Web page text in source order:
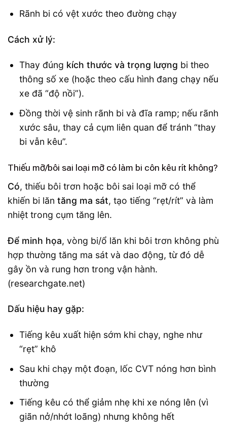
Rãnh bi có vệt xước theo đường chạy
Cách xử lý:
Thay đúng kích thước và trọng lượng bi theo
thông số xe (hoặc theo cấu hình đang chạy nếu
xe đã “độ nồi”).
Đồng thời vệ sinh rãnh bi và đĩa ramp; nếu rãnh
xước sâu, thay cả cụm liên quan để tránh “thay
bi vẫn kêu”.
Thiếu mỡ/bôi sai loại mỡ có làm bi côn kêu rít không?
Có, thiếu bôi trơn hoặc bôi sai loại mỡ có thể
khiến bi lăn tăng ma sát, tạo tiếng “rẹt/rít” và làm
nhiệt trong cụm tăng lên.
Để minh họa, vòng bi/ổ lăn khi bôi trơn không phù
hợp thường tăng ma sát và dao động, từ đó dễ
gây ồn và rung hơn trong vận hành.
(researchgate.net)
Dấu hiệu hay gặp:
Tiếng kêu xuất hiện sớm khi chạy, nghe như
“rẹt” khô
Sau khi chạy một đoạn, lốc CVT nóng hơn bình
thường
Tiếng kêu có thể giảm nhẹ khi xe nóng lên (vì
giãn nở/nhớt loãng) nhưng không hết